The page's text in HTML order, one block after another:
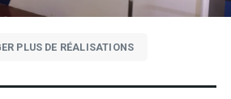
PLUS DE RÉALISATIONS